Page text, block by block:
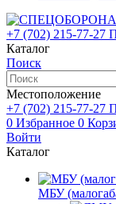
+7 (702) 215-77-27
Каталог
Поиск
Местоположение
+7 (702) 215-77-27
0 Избранное 0
Войти
Каталог
МБУ